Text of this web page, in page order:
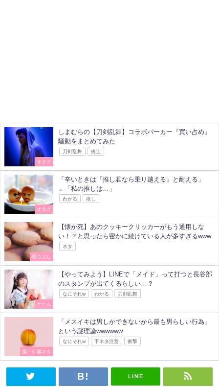
オタク
しまむらの【刀剣乱舞】コラボパーカー『買い占め』
騒動をまとめてみた
刀剣乱舞 炎上
オタク
「辛いときは『推し君なら乗り越える』と耐える」
←「私の推しは…」
わかる 推し
暇つぶし
【懐か死】あのクッキークリッカーがもう通用しな
い！？と思ったら密かに続けている人が多すぎるwww
ネタ
ゲーム
【やってみよう】LINEで「メイド」って打つと長谷部
のスタンプが出てくるらしい…？
なにそれw わかる 刀剣乱舞
濃～い腐ネタ
「メスイキは男しかできないから最も男らしい行為」
という謎理論wwwwww
なにそれw 下ネタ注意 衝撃
LINE